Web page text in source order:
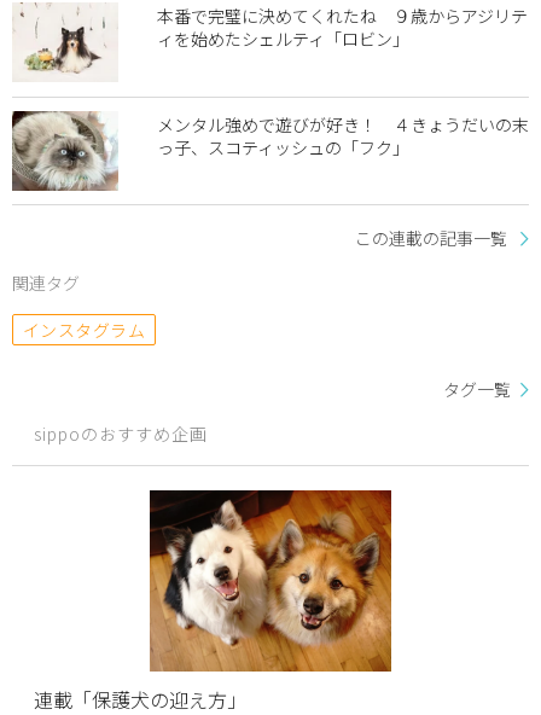
本番で完璧に決めてくれたね ９歳からアジリテ
ィを始めたシェルティ「ロビン」
メンタル強めで遊びが好き！ ４きょうだいの末
っ子、スコティッシュの「フク」
この連載の記事一覧
関連タグ
インスタグラム
タグ一覧
sippoのおすすめ企画
連載「保護犬の迎え方」